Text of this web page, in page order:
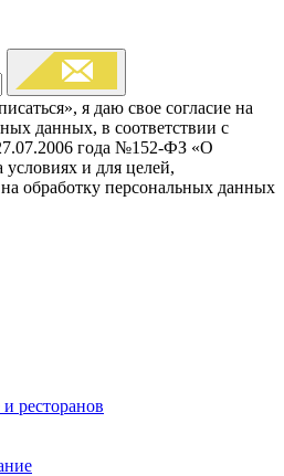
я даю свое согласие на
данных, в соответствии с
года №152-ФЗ «О
и для целей,
обработку персональных данных
ресторанов